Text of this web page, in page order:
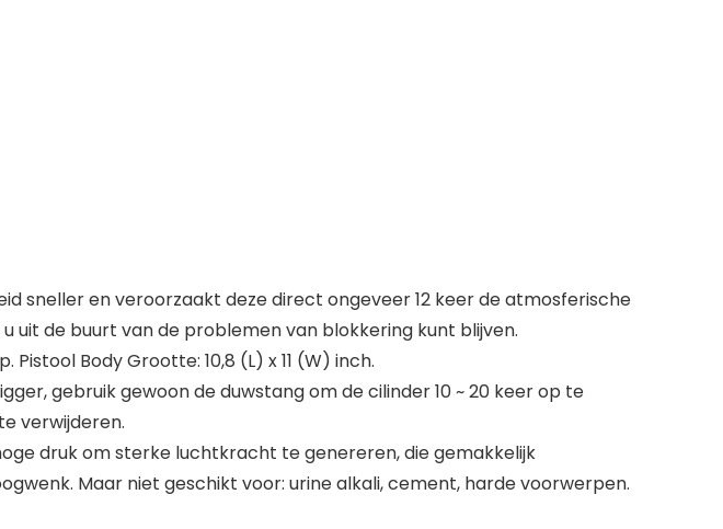
sneller en veroorzaakt deze direct ongeveer 12 keer de atmosferische
uit de buurt van de problemen van blokkering kunt blijven.
Body Grootte: 10,8 (L) x 11 (W) inch.
gebruik gewoon de duwstang om de cilinder 10 ~ 20 keer op te
verwijderen.
druk om sterke luchtkracht te genereren, die gemakkelijk
Maar niet geschikt voor: urine alkali, cement, harde voorwerpen.